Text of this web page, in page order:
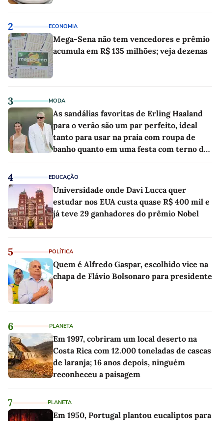
2 ECONOMIA
Mega-Sena não tem vencedores e prêmio
acumula em R$ 135 milhões; veja dezenas
3 MODA
As sandálias favoritas de Erling Haaland
para o verão são um par perfeito, ideal
tanto para usar na praia com roupa de
banho quanto em uma festa com terno de
4 EDUCAÇÃO
Universidade onde Davi Lucca quer
estudar nos EUA custa quase R$ 400 mil e
já teve 29 ganhadores do prêmio Nobel
5 POLÍTICA
Quem é Alfredo Gaspar, escolhido vice na
chapa de Flávio Bolsonaro para presidente
6 PLANETA
Em 1997, cobriram um local deserto na
Costa Rica com 12.000 toneladas de cascas
de laranja; 16 anos depois, ninguém
reconheceu a paisagem
7 PLANETA
Em 1950, Portugal plantou eucaliptos para